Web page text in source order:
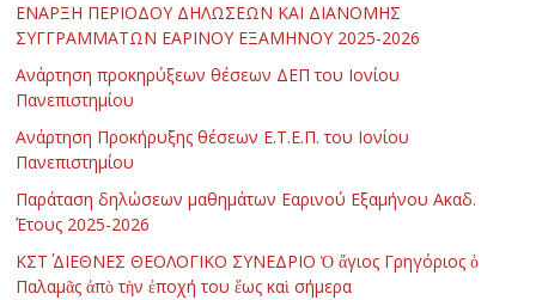
ΕΝΑΡΞΗ ΠΕΡΙΟΔΟΥ ΔΗΛΩΣΕΩΝ ΚΑΙ ΔΙΑΝΟΜΗΣ
ΣΥΓΓΡΑΜΜΑΤΩΝ ΕΑΡΙΝΟΥ ΕΞΑΜΗΝΟΥ 2025-2026
Ανάρτηση προκηρύξεων θέσεων ΔΕΠ του Ιονίου
Πανεπιστημίου
Ανάρτηση Προκήρυξης θέσεων Ε.Τ.Ε.Π. του Ιονίου
Πανεπιστημίου
Παράταση δηλώσεων μαθημάτων Εαρινού Εξαμήνου Ακαδ.
Έτους 2025-2026
ΚΣΤ΄ ΔΙΕΘΝΕΣ ΘΕΟΛΟΓΙΚΟ ΣΥΝΕΔΡΙΟ Ὁ ἅγιος Γρηγόριος ὁ
Παλαμᾶς ἀπὸ τὴν ἐποχή του ἕως καὶ σήμερα